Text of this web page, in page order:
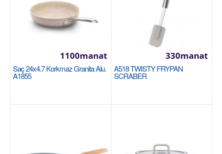
Мерный стакан: 1000 мл 850 Вт Шлифовальный
Saç 24x4.7 Korkmaz Granita Alu.
A1855
1100manat
A518 TWISTY FRYPAN
SCRABER
330manat